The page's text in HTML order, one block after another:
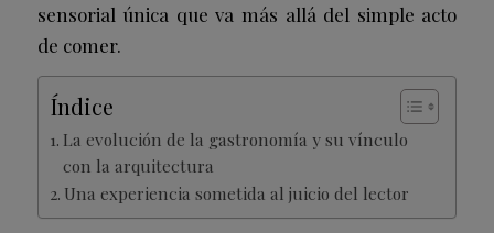
sensorial única que va más allá del simple acto
de comer.
Índice
La evolución de la gastronomía y su vínculo
con la arquitectura
Una experiencia sometida al juicio del lector